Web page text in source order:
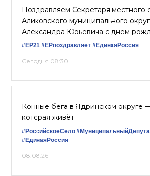
Поздравляем Секретаря местного
Аликовского муниципального
Александра Юрьевича с днем
#ЕР21 #ЕРпоздравляет #ЕдинаяРоссия
Сегодня 08:30
Конные бега в Ядринском округе
которая живёт
#РоссийскоеСело
#ЕдинаяРоссия
08.08.26